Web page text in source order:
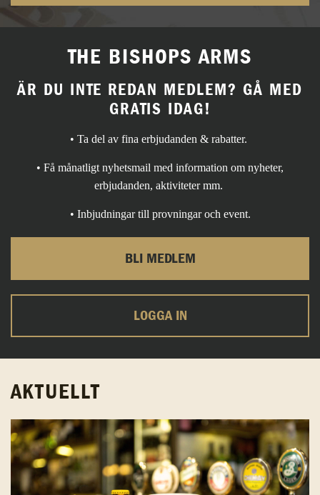
THE BISHOPS ARMS
ÄR DU INTE REDAN MEDLEM? GÅ MED
GRATIS IDAG!
• Ta del av fina erbjudanden & rabatter.
• Få månatligt nyhetsmail med information om nyheter,
erbjudanden, aktiviteter mm.
• Inbjudningar till provningar och event.
BLI MEDLEM
LOGGA IN
AKTUELLT